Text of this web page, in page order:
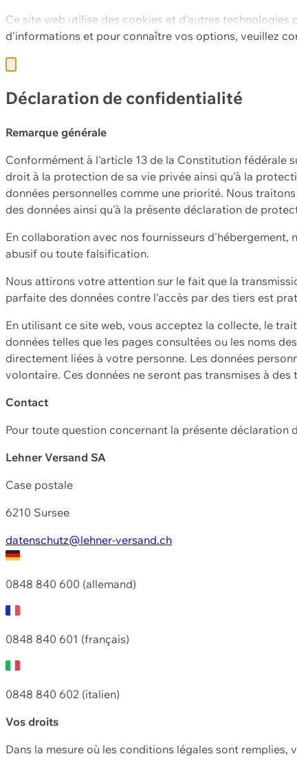
Ce site web utilise des cookies et d'autres
d'informations et pour connaître vos options, veuillez
Déclaration de confidentialité
Remarque générale
Conformément à l'article 13 de la Constitution fédérale
droit à la protection de sa vie privée ainsi qu'à la
données personnelles comme une priorité. Nous
des données ainsi qu'à la présente déclaration de
En collaboration avec nos fournisseurs
abusif ou toute falsification.
Nous attirons votre attention sur le fait que la
parfaite des données contre l'accès par des tiers est
En utilisant ce site web, vous acceptez la collecte, le
données telles que les pages consultées ou les noms
directement liées à votre personne. Les données
volontaire. Ces données ne seront pas transmises à
Contact
Pour toute question concernant la présente déclaration
Lehner Versand SA
Case postale
6210 Sursee
datenschutz@lehner-versand.ch
0848 840 600 (allemand)
0848 840 601 (français)
0848 840 602 (italien)
Vos droits
Dans la mesure où les conditions légales sont